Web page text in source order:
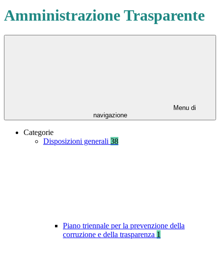
Amministrazione Trasparente
Menu di
navigazione
Categorie
Disposizioni generali 38
Piano triennale per la prevenzione della
corruzione e della trasparenza 1